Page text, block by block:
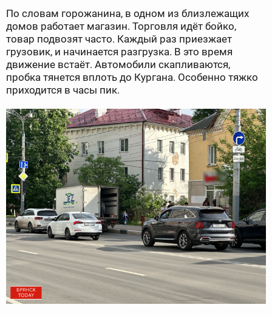
По словам горожанина, в одном из близлежащих
домов работает магазин. Торговля идёт бойко,
товар подвозят часто. Каждый раз приезжает
грузовик, и начинается разгрузка. В это время
движение встаёт. Автомобили скапливаются,
пробка тянется вплоть до Кургана. Особенно тяжко
приходится в часы пик.